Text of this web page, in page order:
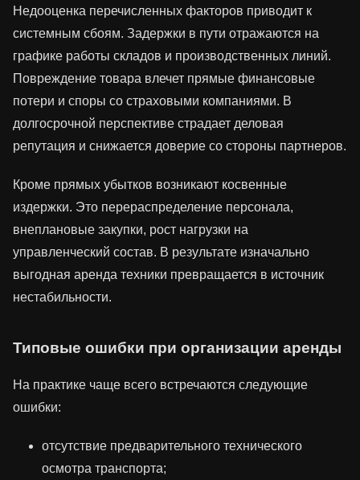
Недооценка перечисленных факторов приводит к
системным сбоям. Задержки в пути отражаются на
графике работы складов и производственных линий.
Повреждение товара влечет прямые финансовые
потери и споры со страховыми компаниями. В
долгосрочной перспективе страдает деловая
репутация и снижается доверие со стороны партнеров.
Кроме прямых убытков возникают косвенные
издержки. Это перераспределение персонала,
внеплановые закупки, рост нагрузки на
управленческий состав. В результате изначально
выгодная аренда техники превращается в источник
нестабильности.
Типовые ошибки при организации аренды
На практике чаще всего встречаются следующие
ошибки:
отсутствие предварительного технического
осмотра транспорта;